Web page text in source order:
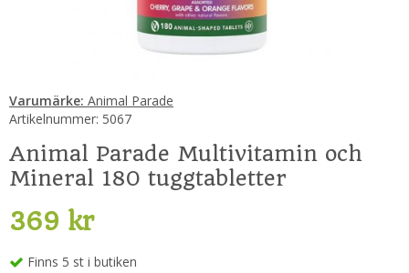
Varumärke: Animal Parade
Artikelnummer: 5067
Animal Parade Multivitamin och
Mineral 180 tuggtabletter
369 kr
Finns 5 st i butiken